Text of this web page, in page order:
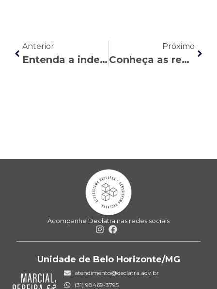
Anterior
Entenda a indenização por prejuízo à aposentadoria complementar
Próximo
Conheça as regras para descomissionamento e perda de função gratificada
Acompanhe Declatra nas redes sociais
Unidade de Belo Horizonte/MG
atendimento@declatra.adv.br
(31) 98469-3795